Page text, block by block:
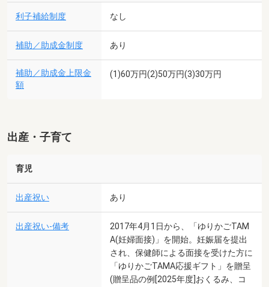
利子補給制度 なし
補助／助成金制度 あり
補助／助成金上限金
額
(1)60万円(2)50万円(3)30万円
出産・子育て
育児
出産祝い あり
出産祝い-備考
2017年4月1日から、「ゆりかごTAM
A(妊婦面接)」を開始。妊娠届を提出
され、保健師による面接を受けた方に
「ゆりかごTAMA応援ギフト」を贈呈
(贈呈品の例[2025年度]おくるみ、コ